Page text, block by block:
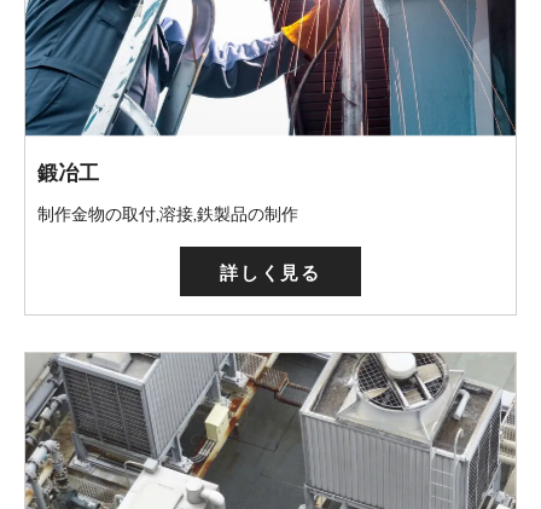
鍛冶工
制作金物の取付,溶接,鉄製品の制作
詳しく見る